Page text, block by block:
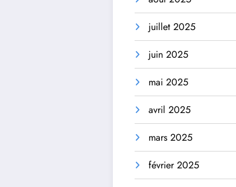
juillet 2025
juin 2025
mai 2025
avril 2025
mars 2025
février 2025